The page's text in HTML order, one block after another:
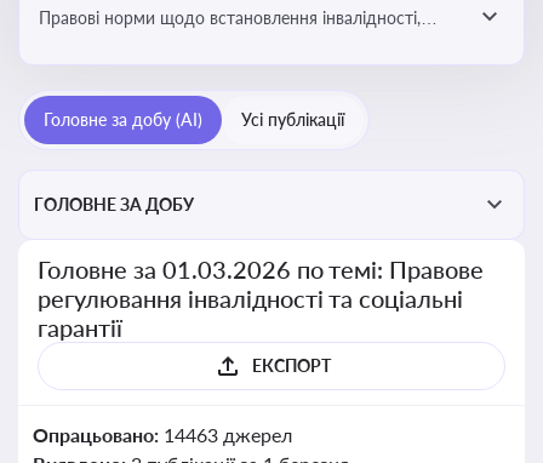
Правові норми щодо встановлення інвалідності,
Головне за добу (AI) Усі публікації
ГОЛОВНЕ ЗА ДОБУ
Головне за 01.03.2026 по темі: Правове
регулювання інвалідності та соціальні
гарантії
ЕКСПОРТ
Опрацьовано: 14463 джерел